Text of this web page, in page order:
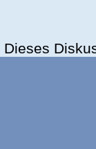
Dieses